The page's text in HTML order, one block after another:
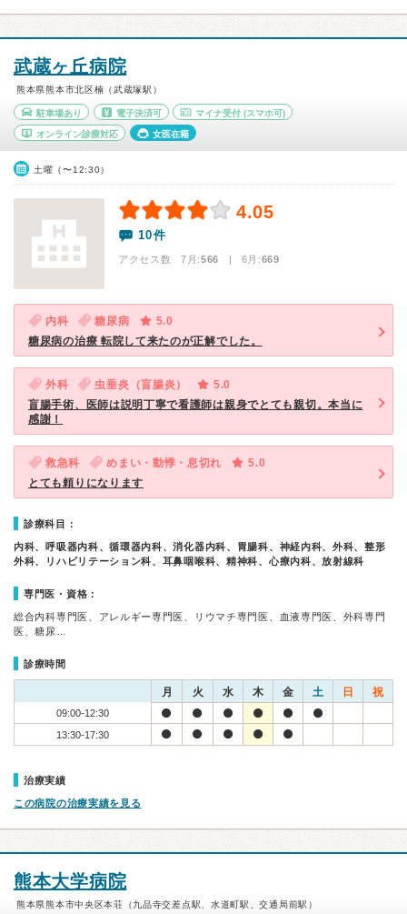
武蔵ヶ丘病院
熊本県熊本市北区楠（武蔵塚駅）
駐車場あり 電子決済可 マイナ受付 (スマホ可)
オンライン診療対応 女医在籍
土曜（〜12:30）
4.05
10件
アクセス数 7月:566 | 6月:669
内科 糖尿病
5.0
糖尿病の治療 転院して来たのが正解でした。
外科 虫垂炎（盲腸炎）
5.0
盲腸手術、医師は説明丁寧で看護師は親身でとても親切。本当に
感謝！
救急科 めまい・動悸・息切れ
5.0
とても頼りになります
診療科目：
内科、呼吸器内科、循環器内科、消化器内科、胃腸科、神経内科、外科、整形
外科、リハビリテーション科、耳鼻咽喉科、精神科、心療内科、放射線科
専門医・資格：
総合内科専門医、アレルギー専門医、リウマチ専門医、血液専門医、外科専門
医、糖尿…
診療時間
月 火 水 木 金 土 日 祝
09:00-12:30
13:30-17:30
治療実績
この病院の治療実績を見る
熊本大学病院
熊本県熊本市中央区本荘（九品寺交差点駅、水道町駅、交通局前駅）